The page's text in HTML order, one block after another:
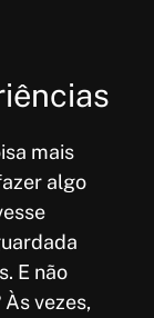
mais
algo
E não
vezes,